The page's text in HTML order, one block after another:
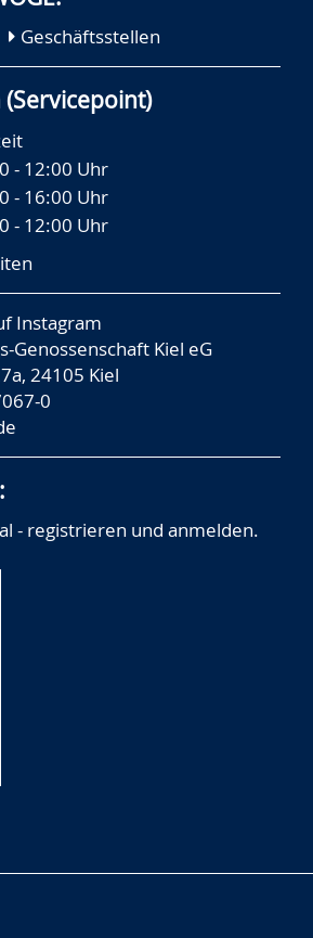
Geschäftsstellen
- 12:00 Uhr
- 16:00 Uhr
- 12:00 Uhr
Instagram
Genossenschaft Kiel eG
24105 Kiel
0
- registrieren und anmelden.